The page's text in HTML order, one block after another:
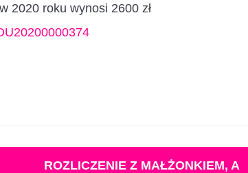
2020 roku wynosi 2600 zł
ROZLICZENIE Z MAŁŻONKIEM, A